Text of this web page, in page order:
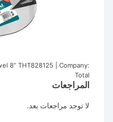
8” THT828125 | Company:
Total
المراجعات
لا توجد مراجعات بعد.